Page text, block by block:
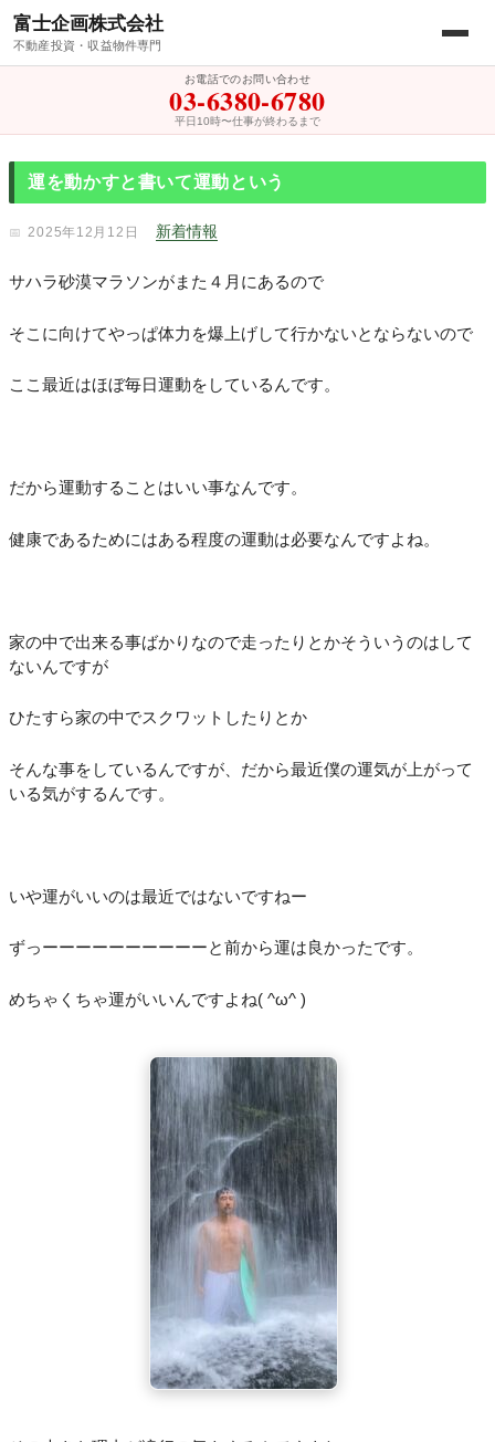
富士企画株式会社
不動産投資・収益物件専門
お電話でのお問い合わせ
03-6380-6780
平日10時〜仕事が終わるまで
運を動かすと書いて運動という
2025年12月12日 新着情報
サハラ砂漠マラソンがまた４月にあるので
そこに向けてやっぱ体力を爆上げして行かないとならないので
ここ最近はほぼ毎日運動をしているんです。
だから運動することはいい事なんです。
健康であるためにはある程度の運動は必要なんですよね。
家の中で出来る事ばかりなので走ったりとかそういうのはして
ないんですが
ひたすら家の中でスクワットしたりとか
そんな事をしているんですが、だから最近僕の運気が上がって
いる気がするんです。
いや運がいいのは最近ではないですねー
ずっーーーーーーーーーーと前から運は良かったです。
めちゃくちゃ運がいいんですよね( ^ω^ )